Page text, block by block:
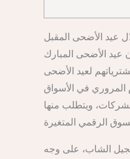
عيد الأضحى المبارك
السعوديين يخططون لإجراء مشترياتهم لعيد الأضحى
المروري في الأسواق
ويتطلب منها
الشاب، على وجه